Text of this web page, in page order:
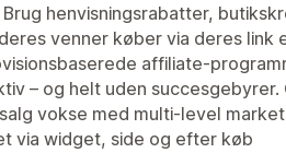
henvisningsrabatter,
venner køber via deres link
affiliate-
– og helt uden
vokse med multi-level
via widget, side og efter køb